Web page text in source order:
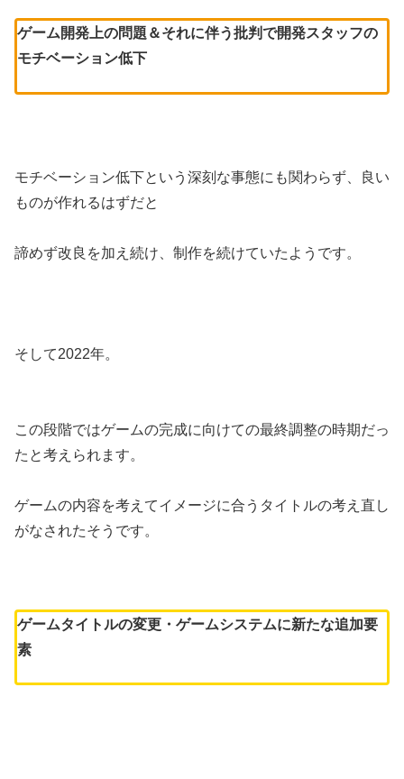
ゲーム開発上の問題＆それに伴う批判で開発スタッフの
モチベーション低下
モチベーション低下という深刻な事態にも関わらず、良い
ものが作れるはずだと
諦めず改良を加え続け、制作を続けていたようです。
そして2022年。
この段階ではゲームの完成に向けての最終調整の時期だっ
たと考えられます。
ゲームの内容を考えてイメージに合うタイトルの考え直し
がなされたそうです。
ゲームタイトルの変更・ゲームシステムに新たな追加要
素